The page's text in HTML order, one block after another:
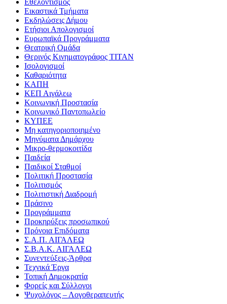
Εθελοντισμός
Εικαστικά Τμήματα
Εκδηλώσεις Δήμου
Ετήσιοι Απολογισμοί
Ευρωπαϊκά Προγράμματα
Θεατρική Ομάδα
Θερινός Κινηματογράφος ΤΙΤΑΝ
Ισολογισμοί
Καθαριότητα
ΚΑΠΗ
ΚΕΠ Αιγάλεω
Κοινωνική Προστασία
Κοινωνικό Παντοπωλείο
ΚΥΠΕΕ
Μη κατηγοριοποιημένο
Μηνύματα Δημάρχου
Μικρο-θερμοκοιτίδα
Παιδεία
Παιδικοί Σταθμοί
Πολιτική Προστασία
Πολιτισμός
Πολιτιστική Διαδρομή
Πράσινο
Προγράμματα
Προκηρύξεις προσωπικού
Πρόνοια Επιδόματα
Σ.Α.Π. ΑΙΓΑΛΕΩ
Σ.Β.Α.Κ. ΑΙΓΑΛΕΩ
Συνεντεύξεις-Άρθρα
Τεχνικά Έργα
Τοπική Δημοκρατία
Φορείς και Σύλλογοι
Ψυχολόγος – Λογοθεραπευτής